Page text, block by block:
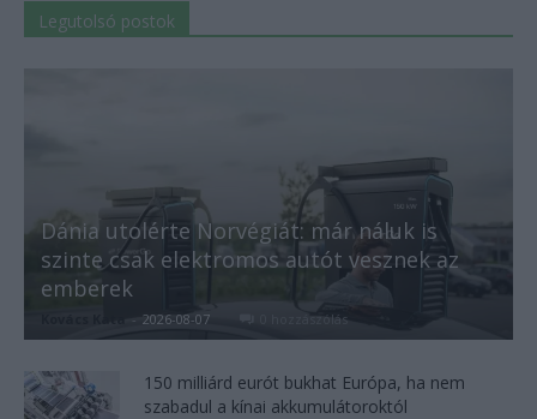
Legutolsó postok
Dánia utolérte Norvégiát: már náluk is
szinte csak elektromos autót vesznek az
emberek
- 2026-08-07 0 hozzászólás
150 milliárd eurót bukhat Európa, ha nem
szabadul a kínai akkumulátoroktól